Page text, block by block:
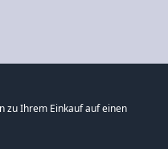
zu Ihrem Einkauf auf einen